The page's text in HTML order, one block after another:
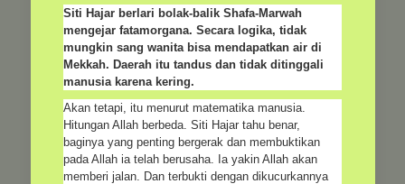
Siti Hajar berlari bolak-balik Shafa-Marwah
mengejar fatamorgana. Secara logika, tidak
mungkin sang wanita bisa mendapatkan air di
Mekkah. Daerah itu tandus dan tidak ditinggali
manusia karena kering.
Akan tetapi, itu menurut matematika manusia.
Hitungan Allah berbeda. Siti Hajar tahu benar,
baginya yang penting bergerak dan membuktikan
pada Allah ia telah berusaha. Ia yakin Allah akan
memberi jalan. Dan terbukti dengan dikucurkannya